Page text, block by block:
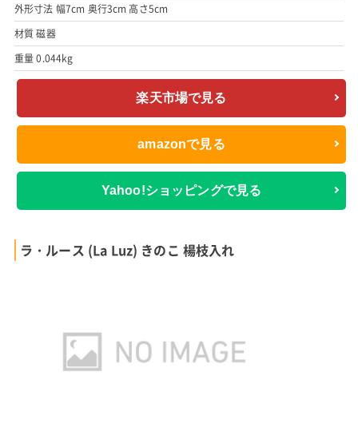
外形寸法 幅7cm 奥行3cm 高さ5cm
材質 磁器
重量 0.044kg
楽天市場で見る
amazonで見る
Yahoo!ショッピングで見る
ラ・ルース (La Luz) きのこ 楊枝入れ